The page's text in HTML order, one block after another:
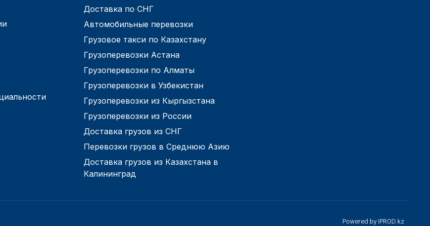
Доставка по СНГ
Автомобильные перевозки
Грузовое такси по Казахстану
Грузоперевозки Астана
Грузоперевозки по Алматы
Грузоперевозки в Узбекистан
Грузоперевозки из Кыргызстана
Грузоперевозки из России
Доставка грузов из СНГ
Перевозки грузов в Среднюю Азию
Доставка грузов из Казахстана в
Калининград
Powered by IPROD.kz